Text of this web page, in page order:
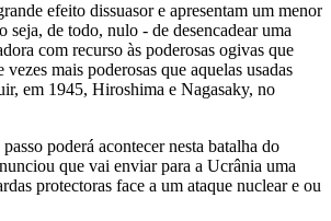
efeito dissuasor e apresentam um menor
seja, de todo, nulo - de desencadear uma
com recurso às poderosas ogivas que
vezes mais poderosas que aquelas usadas
em 1945, Hiroshima e Nagasaky, no
poderá acontecer nesta batalha do
que vai enviar para a Ucrânia uma
protectoras face a um ataque nuclear e ou